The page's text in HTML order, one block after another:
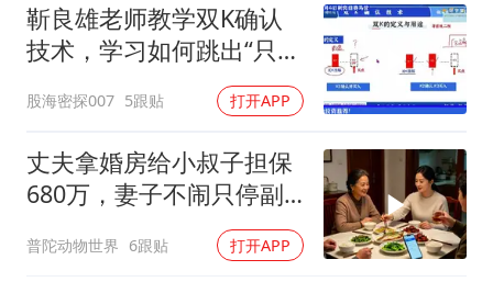
靳良雄老师教学双K确认
技术，学习如何跳出“只看
价格”的表现，看穿主力资
金真实意图，寻找科学买
卖点
股海密探007 5跟贴 打开APP
丈夫拿婚房给小叔子担保
680万，妻子不闹只停副
卡，次日手机被打爆
普陀动物世界 6跟贴 打开APP